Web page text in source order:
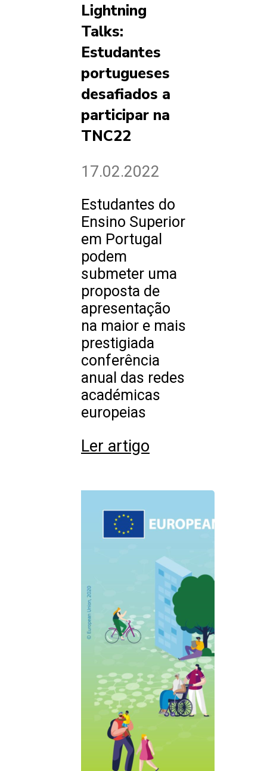
Lightning
Talks:
Estudantes
portugueses
desafiados a
participar na
TNC22
17.02.2022
Estudantes do
Ensino Superior
em Portugal
podem
submeter uma
proposta de
apresentação
na maior e mais
prestigiada
conferência
anual das redes
académicas
europeias
Ler artigo